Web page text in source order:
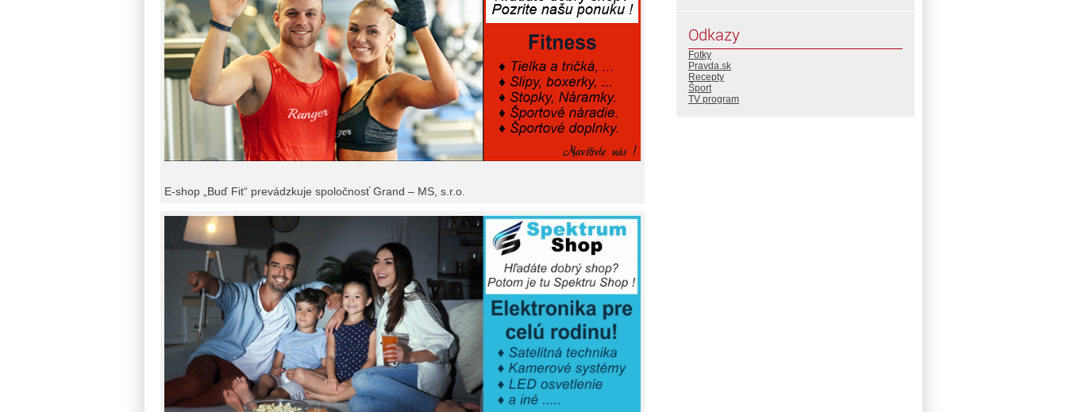
E-shop „Buď Fit“ prevádzkuje spoločnosť Grand – MS, s.r.o.
Odkazy
Fotky
Pravda.sk
Recepty
Šport
TV program